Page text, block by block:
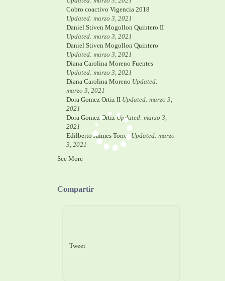
Cobro coactivo Vigencia 2018
Updated: marzo 3, 2021
Daniel Stiven Mogollon Quintero II
Updated: marzo 3, 2021
Daniel Stiven Mogollon Quintero
Updated: marzo 3, 2021
Diana Carolina Moreno Fuentes
Updated: marzo 3, 2021
Diana Carolina Moreno Updated:
marzo 3, 2021
Dora Gomez Ortiz II Updated: marzo 3,
2021
Dora Gomez Ortiz Updated: marzo 3,
2021
Edilberto Jaimes Torres Updated: marzo
3, 2021
See More
Compartir
Tweet